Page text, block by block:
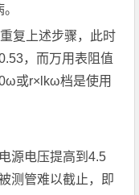
复上述步骤，此时
，而万用表阻值
或r×lkω档是使用
源电压提高到4.5
测管难以截止，即